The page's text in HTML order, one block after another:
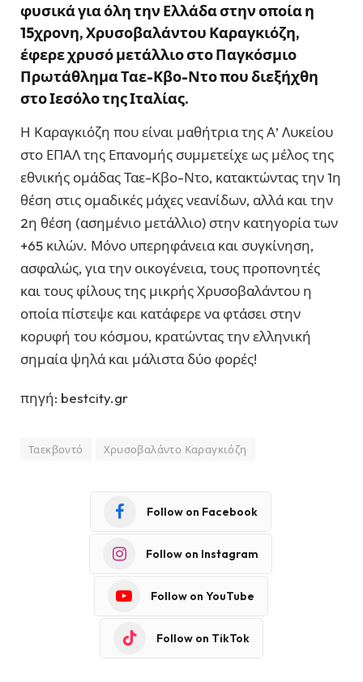
φυσικά για όλη την Ελλάδα στην οποία η
15χρονη, Χρυσοβαλάντου Καραγκιόζη,
έφερε χρυσό μετάλλιο στο Παγκόσμιο
Πρωτάθλημα Ταε-Κβο-Ντο που διεξήχθη
στο Ιεσόλο της Ιταλίας.
Η Καραγκιόζη που είναι μαθήτρια της Α’ Λυκείου
στο ΕΠΑΛ της Επανομής συμμετείχε ως μέλος της
εθνικής ομάδας Ταε-Κβο-Ντο, κατακτώντας την 1η
θέση στις ομαδικές μάχες νεανίδων, αλλά και την
2η θέση (ασημένιο μετάλλιο) στην κατηγορία των
+65 κιλών. Μόνο υπερηφάνεια και συγκίνηση,
ασφαλώς, για την οικογένεια, τους προπονητές
και τους φίλους της μικρής Χρυσοβαλάντου η
οποία πίστεψε και κατάφερε να φτάσει στην
κορυφή του κόσμου, κρατώντας την ελληνική
σημαία ψηλά και μάλιστα δύο φορές!
πηγή: bestcity.gr
Ταεκβοντό Χρυσοβαλάντο Καραγκιόζη
Follow on Facebook
Follow on Instagram
Follow on YouTube
Follow on TikTok